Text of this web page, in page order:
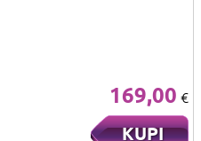
169,00 €
KUPI